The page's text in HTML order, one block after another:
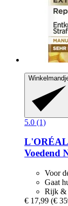
5.0 (1)
Voedend
Voor
Gaat
Rijk &
€ 17,99 (€